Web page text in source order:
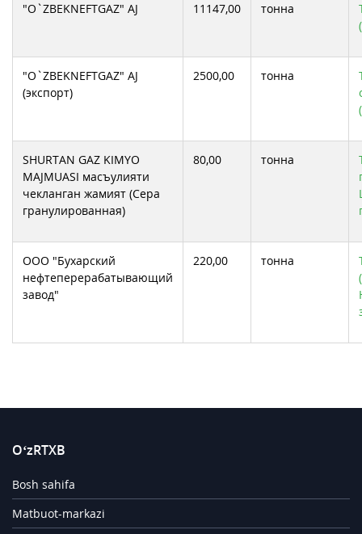
"O`ZBEKNEFTGAZ" AJ 11147,00 тонна
"O`ZBEKNEFTGAZ" AJ
(экспорт)
2500,00 тонна
SHURTAN GAZ KIMYO
MAJMUASI масъулияти
чекланган жамият (Сера
гранулированная)
80,00 тонна
ООО "Бухарский
нефтеперерабатывающий
завод"
220,00 тонна
O‘zRTXB
Bosh sahifa
Matbuot-markazi